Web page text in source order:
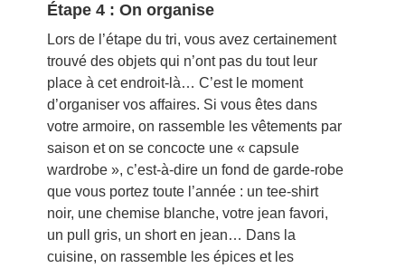
Étape 4 : On organise
Lors de l’étape du tri, vous avez certainement
trouvé des objets qui n’ont pas du tout leur
place à cet endroit-là… C’est le moment
d’organiser vos affaires. Si vous êtes dans
votre armoire, on rassemble les vêtements par
saison et on se concocte une « capsule
wardrobe », c’est-à-dire un fond de garde-robe
que vous portez toute l’année : un tee-shirt
noir, une chemise blanche, votre jean favori,
un pull gris, un short en jean… Dans la
cuisine, on rassemble les épices et les